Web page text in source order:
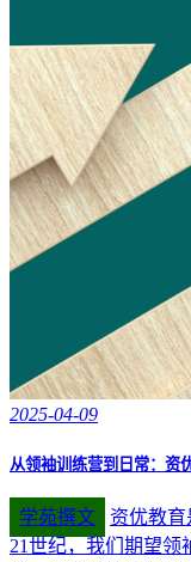
2025-04-09
从领袖训练营到日常：资
学苑撰文
资优教
21世纪，我们期望领